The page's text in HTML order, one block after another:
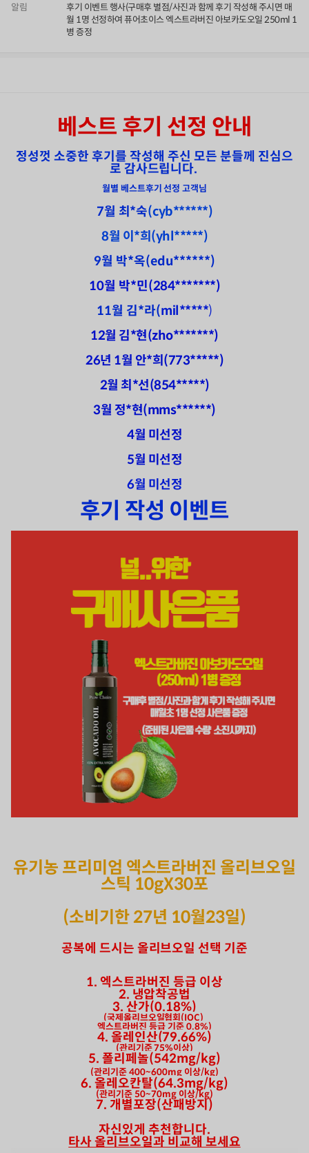
알림
후기 이벤트 행사(구매후 별점/사진과 함께 후기 작성해 주시면 매
월 1명 선정하여 퓨어초이스 엑스트라버진 아보카도오일 250ml 1
병 증정
베스트 후기 선정 안내
정성껏 소중한 후기를 작성해 주신 모든 분들께 진심으
로 감사드립니다.
월별 베스트후기 선정 고객님
7월 최 *숙(cyb******)
8월 이*희(yhl*****)
9월 박*옥(edu******)
10월 박*민(284*******)
11월 김*라(mil*****)
12월 김*현(zho*******)
26년 1월 안*희(773*****)
2월 최*선(854*****)
3월 정*현(mms******)
4월 미선정
5월 미선정
6월 미선정
후기 작성 이벤트
유기농 프리미엄 엑스트라버진 올리브오일
스틱 10gX30포
(소비기한 27년 10월23일)
공복에 드시는 올리브오일 선택 기준
1. 엑스트라버진 등급 이상
2. 냉압착공법
3. 산가(0.18%)
(국제올리브오일협회(IOC)
엑스트라버진 등급 기준 0.8%)
4. 올레인산(79.66%)
(관리기준 75%이상)
5. 폴리페놀(542mg/kg)
(관리기준 400~600mg 이상/kg)
6. 올레오칸탈(64.3mg/kg)
(관리기준 50~70mg 이상/kg)
7. 개별포장(산패방지)
자신있게 추천합니다.
타사 올리브오일과 비교해 보세요